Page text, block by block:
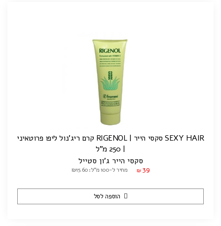
SEXY HAIR סקסי הייר | RIGENOL קרם ריג'נול ליפו פרוטאיני
| 250 מ"ל
סקסי הייר ג'ון סטייל
₪ 39 מחיר ל-100 מ"ל: ₪15.60
הוספה לסל